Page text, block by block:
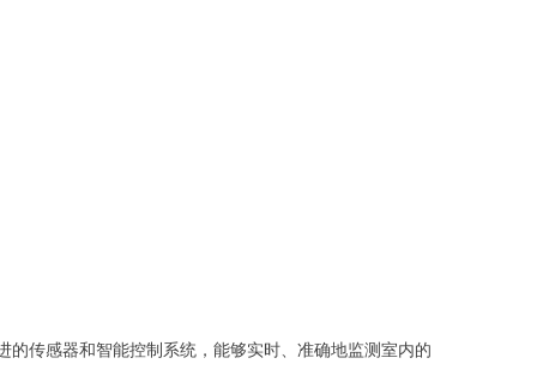
传感器和智能控制系统，能够实时、准确地监测室内的